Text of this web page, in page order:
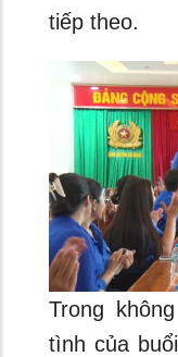
tiếp theo.
Trong
tình của